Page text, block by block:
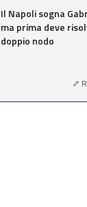
Il Napoli sogna
ma prima deve
doppio nodo